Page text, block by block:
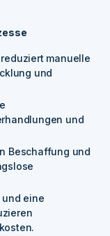
manuelle
und
und
Beschaffung und
eine